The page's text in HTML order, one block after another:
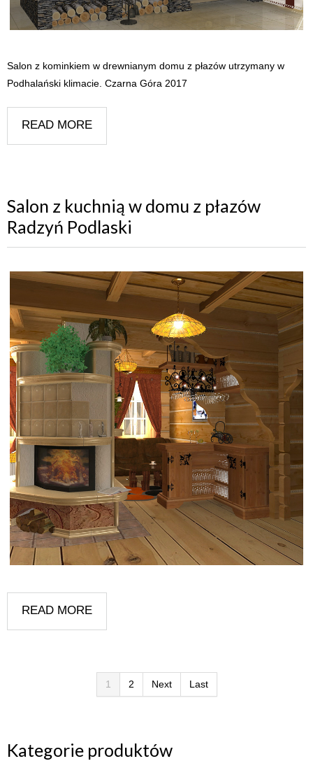
Salon z kominkiem w drewnianym domu z płazów utrzymany w
Podhalański klimacie. Czarna Góra 2017
READ MORE
Salon z kuchnią w domu z płazów
Radzyń Podlaski
READ MORE
1 2 Next Last
Kategorie produktów